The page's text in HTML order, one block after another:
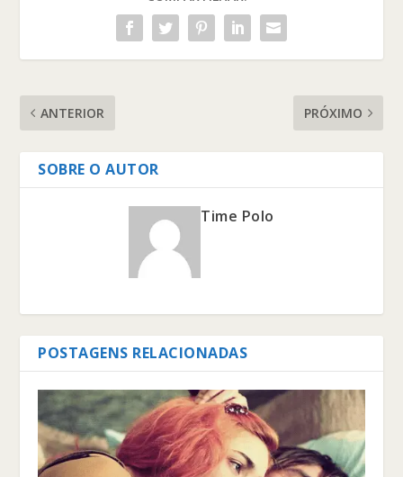
ANTERIOR PRÓXIMO
SOBRE O AUTOR
Time Polo
POSTAGENS RELACIONADAS